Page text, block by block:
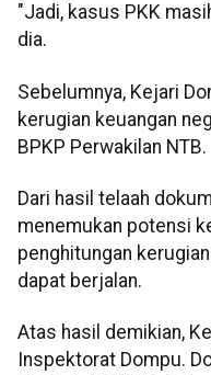
"Jadi, kasus PKK
dia.
Sebelumnya, Kejari
kerugian keuangan
BPKP Perwakilan NTB.
Dari hasil telaah
menemukan potensi
penghitungan
dapat berjalan.
Atas hasil demikian,
Inspektorat Dompu.